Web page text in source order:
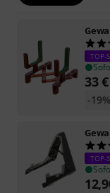
Gewa
TOP-
33€
-19%
Gewa
TOP-